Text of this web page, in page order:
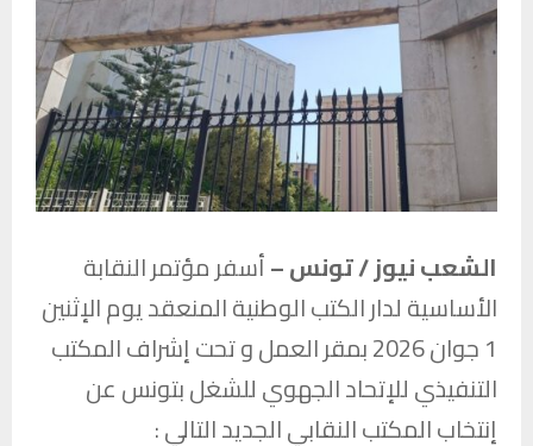
الشعب نيوز / تونس –أسفر مؤتمر النقابة
الأساسية لدار الكتب الوطنية المنعقد يوم الإثنين
1 جوان 2026 بمقر العمل و تحت إشراف المكتب
التنفيذي للإتحاد الجهوي للشغل بتونس عن
إنتخاب المكتب النقابي الجديد التالي :